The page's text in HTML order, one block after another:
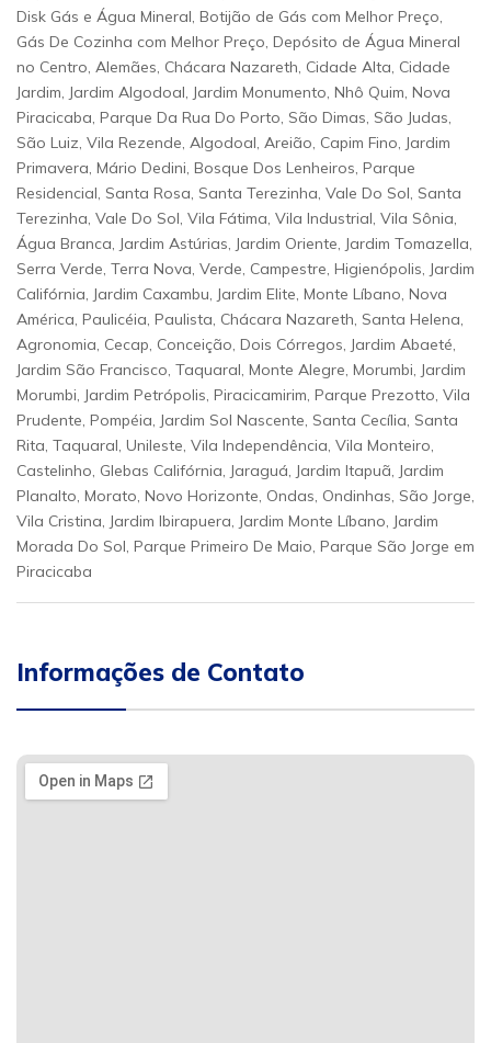
Disk Gás e Água Mineral, Botijão de Gás com Melhor Preço,
Gás De Cozinha com Melhor Preço, Depósito de Água Mineral
no Centro, Alemães, Chácara Nazareth, Cidade Alta, Cidade
Jardim, Jardim Algodoal, Jardim Monumento, Nhô Quim, Nova
Piracicaba, Parque Da Rua Do Porto, São Dimas, São Judas,
São Luiz, Vila Rezende, Algodoal, Areião, Capim Fino, Jardim
Primavera, Mário Dedini, Bosque Dos Lenheiros, Parque
Residencial, Santa Rosa, Santa Terezinha, Vale Do Sol, Santa
Terezinha, Vale Do Sol, Vila Fátima, Vila Industrial, Vila Sônia,
Água Branca, Jardim Astúrias, Jardim Oriente, Jardim Tomazella,
Serra Verde, Terra Nova, Verde, Campestre, Higienópolis, Jardim
Califórnia, Jardim Caxambu, Jardim Elite, Monte Líbano, Nova
América, Paulicéia, Paulista, Chácara Nazareth, Santa Helena,
Agronomia, Cecap, Conceição, Dois Córregos, Jardim Abaeté,
Jardim São Francisco, Taquaral, Monte Alegre, Morumbi, Jardim
Morumbi, Jardim Petrópolis, Piracicamirim, Parque Prezotto, Vila
Prudente, Pompéia, Jardim Sol Nascente, Santa Cecília, Santa
Rita, Taquaral, Unileste, Vila Independência, Vila Monteiro,
Castelinho, Glebas Califórnia, Jaraguá, Jardim Itapuã, Jardim
Planalto, Morato, Novo Horizonte, Ondas, Ondinhas, São Jorge,
Vila Cristina, Jardim Ibirapuera, Jardim Monte Líbano, Jardim
Morada Do Sol, Parque Primeiro De Maio, Parque São Jorge em
Piracicaba
Informações de Contato